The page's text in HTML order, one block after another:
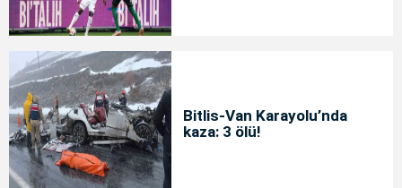
Bitlis-Van Karayolu’nda
kaza: 3 ölü!